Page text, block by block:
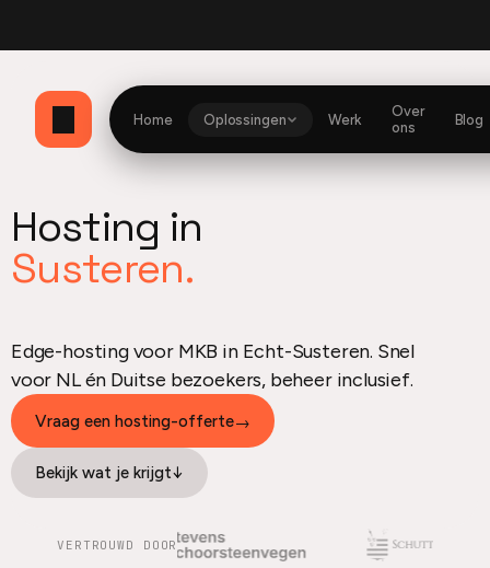
Home Oplossingen Werk
Over
ons
Blog
Hosting in
Susteren.
Edge-hosting voor MKB in Echt-Susteren. Snel
voor NL én Duitse bezoekers, beheer inclusief.
Vraag een hosting-offerte→
Bekijk wat je krijgt↓
VERTROUWD DOOR